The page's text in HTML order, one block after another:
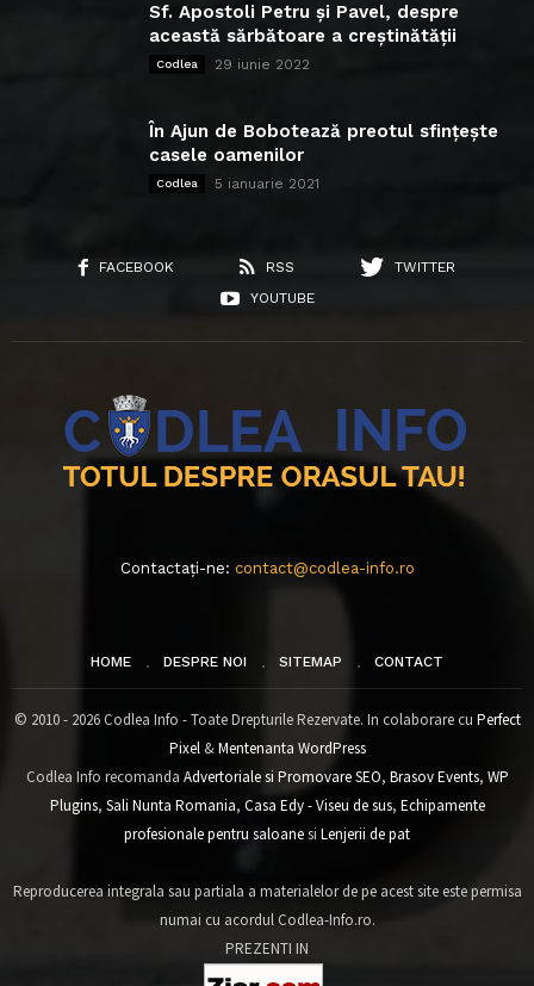
Sf. Apostoli Petru și Pavel, despre
această sărbătoare a creștinătății
Codlea 29 iunie 2022
În Ajun de Bobotează preotul sfințește
casele oamenilor
Codlea 5 ianuarie 2021
FACEBOOK RSS
TWITTER
YOUTUBE
Contactați-ne: contact@codlea-info.ro
HOME DESPRE NOI SITEMAP CONTACT
© 2010 - 2026 Codlea Info - Toate Drepturile Rezervate. In colaborare cu Perfect
Pixel&Mentenanta WordPress
Codlea Info recomanda Advertoriale si Promovare SEO, Brasov Events, WP
Plugins, Sali Nunta Romania, Casa Edy - Viseu de sus, Echipamente
profesionale pentru saloanesi Lenjerii de pat
Reproducerea integrala sau partiala a materialelor de pe acest site este permisa
numai cu acordul Codlea-Info.ro.
PREZENTI IN